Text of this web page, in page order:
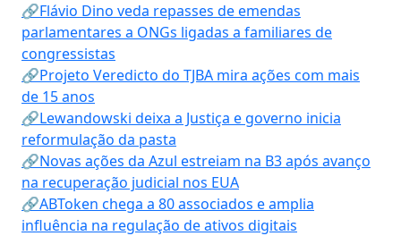
🔗Flávio Dino veda repasses de emendas
parlamentares a ONGs ligadas a familiares de
congressistas
🔗Projeto Veredicto do TJBA mira ações com mais
de 15 anos
🔗Lewandowski deixa a Justiça e governo inicia
reformulação da pasta
🔗Novas ações da Azul estreiam na B3 após avanço
na recuperação judicial nos EUA
🔗ABToken chega a 80 associados e amplia
influência na regulação de ativos digitais